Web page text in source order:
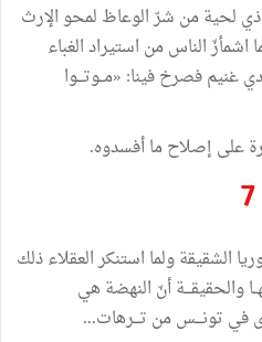
لحية من شرّ الوعاظ لمحو الإرث
اشمأزّ الناس من استيراد الغباء
فصرخ فينا: «مــوتـــوا
قادرة على إصلاح ما أفسدوه.
7
الشقيقة ولما استنكر العقلاء ذلك
والحقيقـــة أنّ النهضة هي
في تونـــس من تـــرهات...